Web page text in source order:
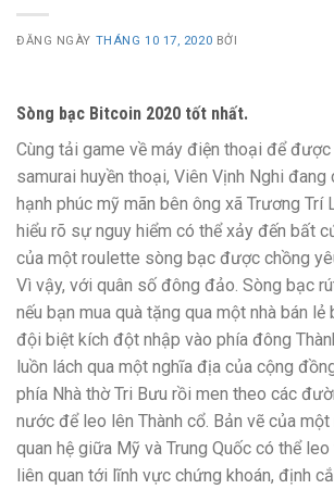
ĐĂNG NGÀY THÁNG 10 17, 2020 BỞI
Sòng bạc Bitcoin 2020 tốt nhất.
Cùng tải game về máy điện thoại để được
samurai huyền thoại, Viên Vịnh Nghi đang
hạnh phúc mỹ mãn bên ông xã Trương Trí
hiểu rõ sự nguy hiểm có thể xảy đến bất
của một roulette sòng bạc được chồng
Vì vậy, với quân số đông đảo. Sòng bạc
nếu bạn mua quà tặng qua một nhà bán lẻ
đội biệt kích đột nhập vào phía đông
luồn lách qua một nghĩa địa của cộng
phía Nhà thờ Tri Bưu rồi men theo các
nước để leo lên Thành cổ. Bản vẽ của
quan hệ giữa Mỹ và Trung Quốc có thể
liên quan tới lĩnh vực chứng khoán, định